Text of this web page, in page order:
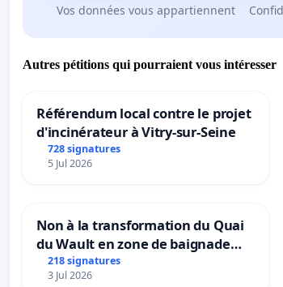
Vos données vous appartiennent
Autres pétitions qui pourraient vous intéresser
Référendum local contre le projet
d'incinérateur à Vitry-sur-Seine
728 signatures
5 Jul 2026
Non à la transformation du Quai
du Wault en zone de baignade
urbaine
218 signatures
3 Jul 2026